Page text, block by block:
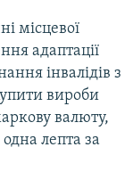
місцевої
адаптації
інвалідів з
вироби
валюту,
лепта за